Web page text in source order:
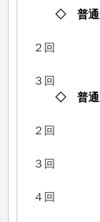
◇ 普通
２回
３回
◇ 普通
２回
３回
４回